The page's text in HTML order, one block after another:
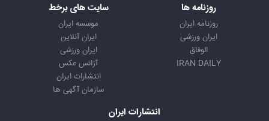
روزنامه ها
روزنامه ایران
ایران ورزشی
الوفاق
IRAN DAILY
سایت های برخط
موسسه ایران
ایران آنلاین
ایران ورزشی
آژانس عکس
انتشارات ایران
سازمان آگهی ها
انتشارات ایران